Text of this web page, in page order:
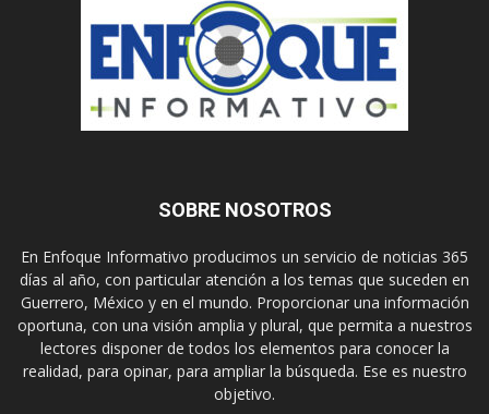
SOBRE NOSOTROS
En Enfoque Informativo producimos un servicio de noticias 365
días al año, con particular atención a los temas que suceden en
Guerrero, México y en el mundo. Proporcionar una información
oportuna, con una visión amplia y plural, que permita a nuestros
lectores disponer de todos los elementos para conocer la
realidad, para opinar, para ampliar la búsqueda. Ese es nuestro
objetivo.